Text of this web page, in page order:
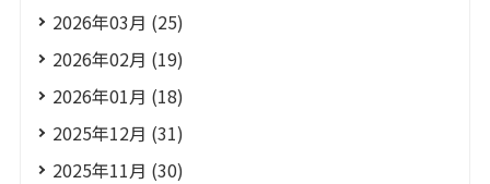
2026年03月 (25)
2026年02月 (19)
2026年01月 (18)
2025年12月 (31)
2025年11月 (30)